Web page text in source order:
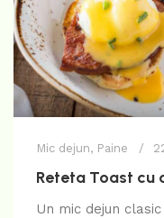
Mic dejun, Paine
Reteta Toast cu
Un mic dejun